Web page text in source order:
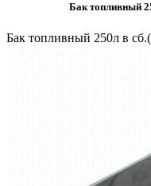
Бак топливный
Бак топливный 250л в